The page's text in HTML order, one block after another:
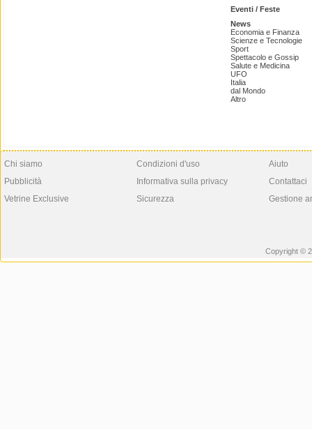
Eventi / Feste
News
Economia e Finanza
Scienze e Tecnologie
Sport
Spettacolo e Gossip
Salute e Medicina
UFO
Italia
dal Mondo
Altro
Chi siamo
Pubblicità
Vetrine Exclusive
Condizioni d'uso
Informativa sulla privacy
Sicurezza
Aiuto
Contattaci
Gestione
Copyright ©